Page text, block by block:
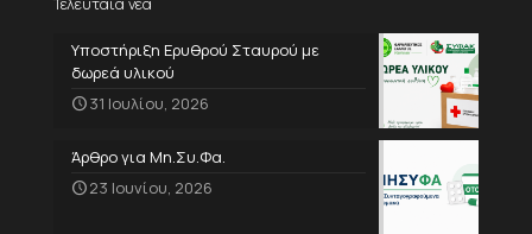
Υποστήριξη Ερυθρού Σταυρού με
δωρεά υλικού
31 Ιουλίου, 2026
Άρθρο για Μη.Συ.Φα.
23 Ιουνίου, 2026